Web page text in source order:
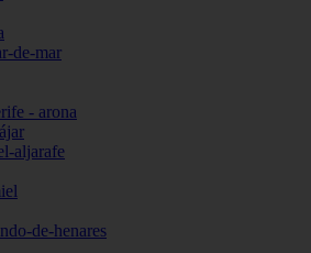
de-mar
- arona
aljarafe
de-henares